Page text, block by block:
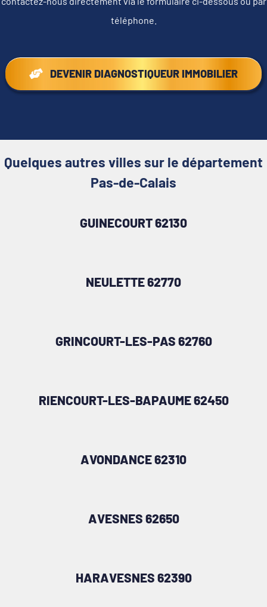
téléphone.
DEVENIR DIAGNOSTIQUEUR IMMOBILIER
Quelques autres villes sur le département
Pas-de-Calais
GUINECOURT 62130
NEULETTE 62770
GRINCOURT-LES-PAS 62760
RIENCOURT-LES-BAPAUME 62450
AVONDANCE 62310
AVESNES 62650
HARAVESNES 62390